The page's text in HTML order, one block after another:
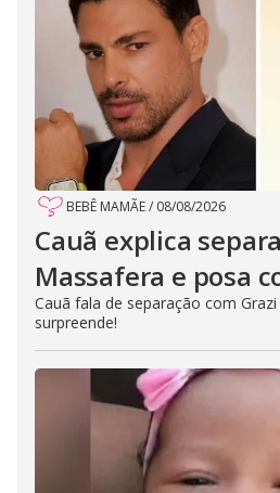
BEBÊ MAMÃE/ 08/08/2026
Cauã explica
Massafera e posa
Cauã fala de separação com
surpreende!